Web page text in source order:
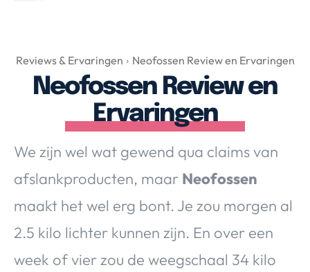
Over Valerie
Over Valerie
De Top 5
VALERIE'S CHOICE
Food & Drinks Health & Beauty Gadgets
Huis & Tuin
Travel
Lifestyle
Reviews & Ervaringen Neofossen Review en Ervaringen
Neofossen Review en
Ervaringen
We zijn wel wat gewend qua claims van
afslankproducten, maar Neofossen
maakt het wel erg bont. Je zou morgen al
2.5 kilo lichter kunnen zijn. En over een
week of vier zou de weegschaal 34 kilo